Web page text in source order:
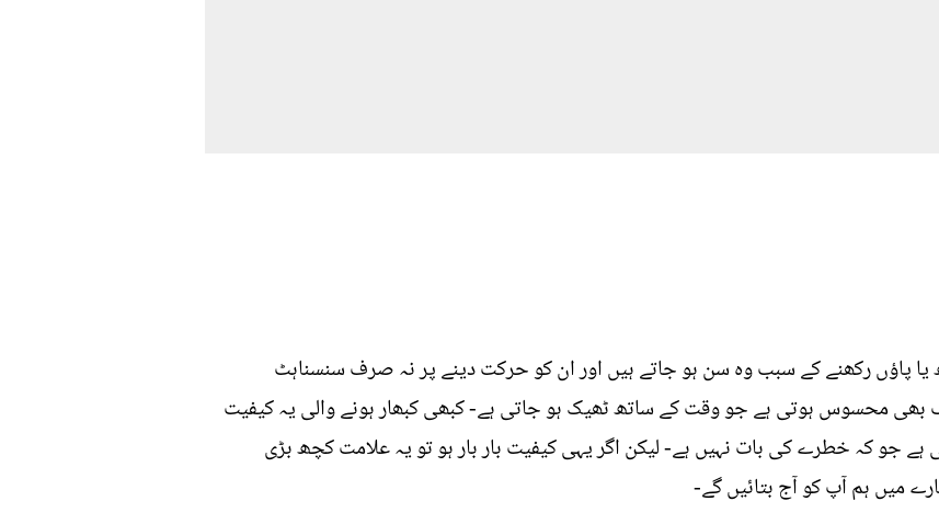
پاؤں رکھنے کے سبب وہ سن ہو جاتے ہیں اور ان کو حرکت دینے پر نہ صرف سنسناہٹ
محسوس ہوتی ہے جو وقت کے ساتھ ٹھیک ہو جاتی ہے- کبھی کبھار ہونے والی یہ کیفیت
کہ خطرے کی بات نہیں ہے- لیکن اگر یہی کیفیت بار بار ہو تو یہ علامت کچھ بڑی
میں ہم آپ کو آج بتائيں گے-